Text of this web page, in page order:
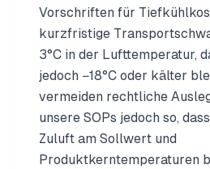
Vorschriften für
kurzfristige
3°C in der Lufttemperatur,
jedoch −18°C oder kälter
vermeiden rechtliche
unsere SOPs jedoch so,
Zuluft am Sollwert und
Produktkerntemperaturen